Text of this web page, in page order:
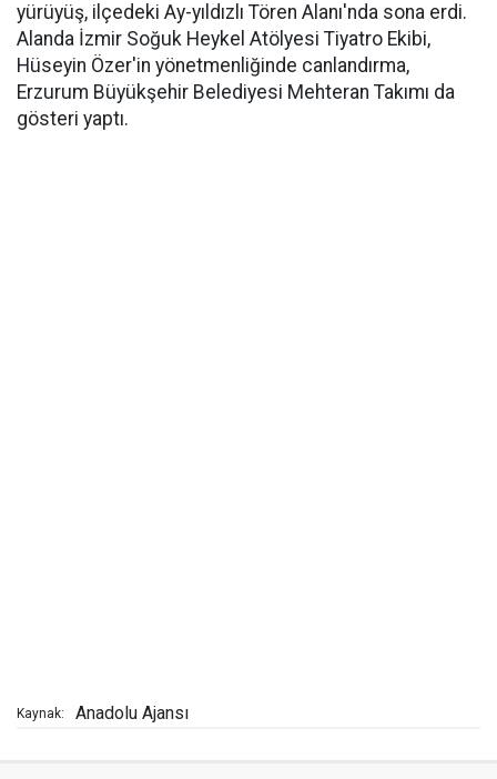
yürüyüş, ilçedeki Ay-yıldızlı Tören Alanı'nda sona erdi.
Alanda İzmir Soğuk Heykel Atölyesi Tiyatro Ekibi,
Hüseyin Özer'in yönetmenliğinde canlandırma,
Erzurum Büyükşehir Belediyesi Mehteran Takımı da
gösteri yaptı.
Kaynak: Anadolu Ajansı